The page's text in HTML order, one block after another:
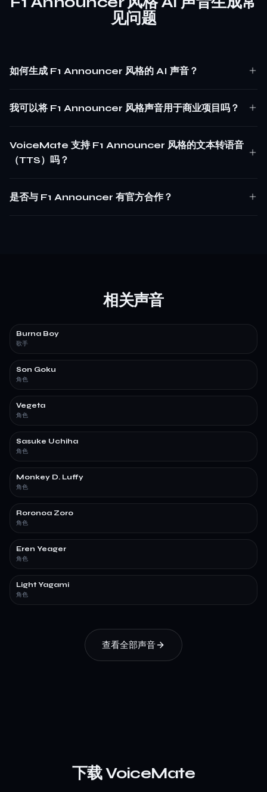
见问题
如何生成 F1 Announcer 风格的 AI 声音？
我可以将 F1 Announcer 风格声音用于商业项目吗？
VoiceMate 支持 F1 Announcer 风格的文本转语音
（TTS）吗？
是否与 F1 Announcer 有官方合作？
相关声音
Burna Boy
歌手
Son Goku
角色
Vegeta
角色
Sasuke Uchiha
角色
Monkey D. Luffy
角色
Roronoa Zoro
角色
Eren Yeager
角色
Light Yagami
角色
查看全部声音
下载 VoiceMate